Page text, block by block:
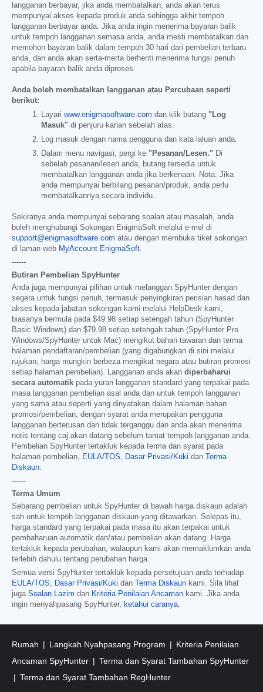
langganan berbayar, jika anda membatalkan, anda akan terus
mempunyai akses kepada produk anda sehingga akhir tempoh
langganan berbayar anda. Jika anda ingin menerima bayaran balik
untuk tempoh langganan semasa anda, anda mesti membatalkan dan
memohon bayaran balik dalam tempoh 30 hari dari pembelian terbaru
anda, dan anda akan serta-merta berhenti menerima fungsi penuh
apabila bayaran balik anda diproses.
Anda boleh membatalkan langganan atau Percubaan seperti
berikut:
Layari www.enigmasoftware.com dan klik butang "Log
Masuk" di penjuru kanan sebelah atas.
Log masuk dengan nama pengguna dan kata laluan anda.
Dalam menu navigasi, pergi ke "Pesanan/Lesen." Di
sebelah pesanan/lesen anda, butang tersedia untuk
membatalkan langganan anda jika berkenaan. Nota: Jika
anda mempunyai berbilang pesanan/produk, anda perlu
membatalkannya secara individu.
Sekiranya anda mempunyai sebarang soalan atau masalah, anda
boleh menghubungi Sokongan EnigmaSoft melalui e-mel di
support@enigmasoftware.com atau dengan membuka tiket sokongan
di laman web MyAccount EnigmaSoft.
------
Butiran Pembelian SpyHunter
Anda juga mempunyai pilihan untuk melanggan SpyHunter dengan
segera untuk fungsi penuh, termasuk penyingkiran perisian hasad dan
akses kepada jabatan sokongan kami melalui HelpDesk kami,
biasanya bermula pada $49.98 setiap setengah tahun (SpyHunter
Basic Windows) dan $79.98 setiap setengah tahun (SpyHunter Pro
Windows/SpyHunter untuk Mac) mengikut bahan tawaran dan terma
halaman pendaftaran/pembelian (yang digabungkan di sini melalui
rujukan; harga mungkin berbeza mengikut negara atau butiran promosi
setiap halaman pembelian). Langganan anda akan diperbaharui
secara automatik pada yuran langganan standard yang terpakai pada
masa langganan pembelian asal anda dan untuk tempoh langganan
yang sama atau seperti yang dinyatakan dalam halaman bahan
promosi/pembelian, dengan syarat anda merupakan pengguna
langganan berterusan dan tidak terganggu dan anda akan menerima
notis tentang caj akan datang sebelum tamat tempoh langganan anda.
Pembelian SpyHunter tertakluk kepada terma dan syarat pada
halaman pembelian, EULA/TOS, Dasar Privasi/Kuki dan
Terma
Diskaun.
------
Terma Umum
Sebarang pembelian untuk SpyHunter di bawah harga diskaun adalah
sah untuk tempoh langganan diskaun yang ditawarkan. Selepas itu,
harga standard yang terpakai pada masa itu akan terpakai untuk
pembaharuan automatik dan/atau pembelian akan datang. Harga
tertakluk kepada perubahan, walaupun kami akan memaklumkan anda
terlebih dahulu tentang perubahan harga.
Semua versi SpyHunter tertakluk kepada persetujuan anda terhadap
EULA/TOS, Dasar Privasi/Kuki dan Terma Diskaun kami. Sila lihat
juga Soalan Lazim dan Kriteria Penilaian Ancaman kami. Jika anda
ingin menyahpasang SpyHunter, ketahui caranya.
Rumah Langkah Nyahpasang Program
Kriteria Penilaian
Ancaman SpyHunter
Terma dan Syarat Tambahan SpyHunter
Terma dan Syarat Tambahan RegHunter